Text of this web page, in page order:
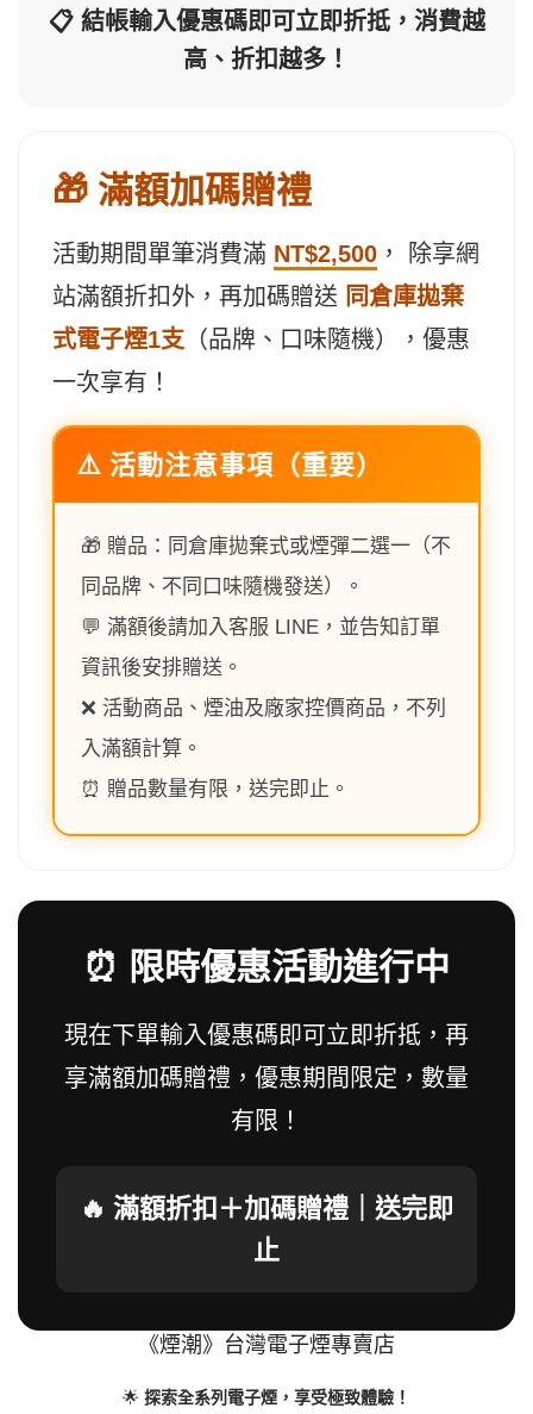
📋 結帳輸入優惠碼即可立即折抵，消費越
高、折扣越多！
🎁 滿額加碼贈禮
活動期間單筆消費滿 NT$2,500 ， 除享網
站滿額折扣外，再加碼贈送 同倉庫拋棄
式電子煙1支 （品牌、口味隨機），優惠
一次享有！
⚠️ 活動注意事項（重要）
🎁 贈品：同倉庫拋棄式或煙彈二選一（不
同品牌、不同口味隨機發送）。
💬 滿額後請加入客服 LINE，並告知訂單
資訊後安排贈送。
❌ 活動商品、煙油及廠家控價商品，不列
入滿額計算。
⏰ 贈品數量有限，送完即止。
⏰ 限時優惠活動進行中
現在下單輸入優惠碼即可立即折抵，再
享滿額加碼贈禮，優惠期間限定，數量
有限！
🔥 滿額折扣＋加碼贈禮｜送完即
止
《煙潮》台灣電子煙專賣店
🌟 探索全系列電子煙，享受極致體驗！